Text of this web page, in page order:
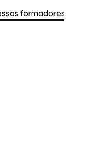
formadores